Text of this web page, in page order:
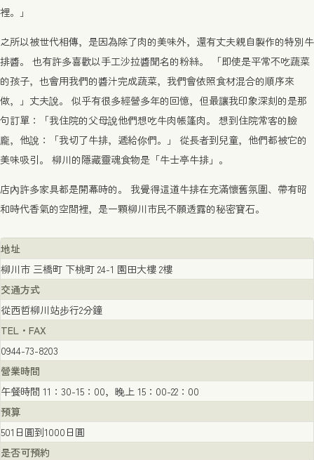
裡。」
之所以被世代相傳，是因為除了肉的美味外，還有丈夫親自製作的特別牛
排醬。 也有許多喜歡以手工沙拉醬聞名的粉絲。 「即使是平常不吃蔬菜
的孩子，也會用我們的醬汁完成蔬菜，我們會依照食材混合的順序來
做，」丈夫說。 似乎有很多經營多年的回憶，但最讓我印象深刻的是那
句訂單：「我住院的父母說他們想吃牛肉帳篷肉。 想到住院常客的臉
龐，他說：「我切了牛排，遞給你們。」 從長者到兒童，他們都被它的
美味吸引。 柳川的隱藏靈魂食物是「牛士亭牛排」。
店內許多家具都是開幕時的。 我覺得這道牛排在充滿懷舊氛圍、帶有昭
和時代香氣的空間裡，是一顆柳川市民不願透露的秘密寶石。
地址
柳川市 三橋町 下桃町 24-1 園田大樓 2樓
交通方式
從西哲柳川站步行2分鐘
TEL・FAX
0944-73-8203
營業時間
午餐時間 11：30-15：00，晚上 15：00-22：00
預算
501日圓到1000日圓
是否可預約